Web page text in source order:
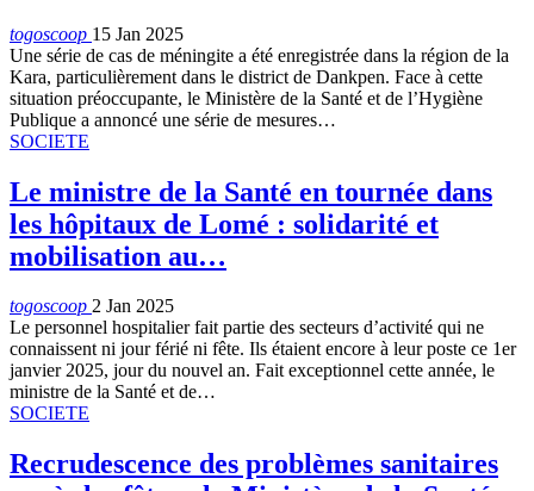
togoscoop 15 Jan 2025
Une série de cas de méningite a été enregistrée dans la région de la
Kara, particulièrement dans le district de Dankpen. Face à cette
situation préoccupante, le Ministère de la Santé et de l’Hygiène
Publique a annoncé une série de mesures…
SOCIETE
Le ministre de la Santé en tournée dans
les hôpitaux de Lomé : solidarité et
mobilisation au…
togoscoop 2 Jan 2025
Le personnel hospitalier fait partie des secteurs d’activité qui ne
connaissent ni jour férié ni fête. Ils étaient encore à leur poste ce 1er
janvier 2025, jour du nouvel an. Fait exceptionnel cette année, le
ministre de la Santé et de…
SOCIETE
Recrudescence des problèmes sanitaires